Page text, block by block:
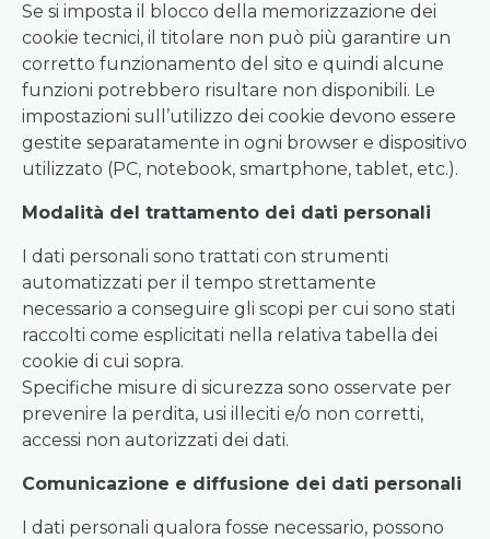
Se si imposta il blocco della memorizzazione dei
cookie tecnici, il titolare non può più garantire un
corretto funzionamento del sito e quindi alcune
funzioni potrebbero risultare non disponibili. Le
impostazioni sull’utilizzo dei cookie devono essere
gestite separatamente in ogni browser e dispositivo
utilizzato (PC, notebook, smartphone, tablet, etc.).
Modalità del trattamento dei dati personali
I dati personali sono trattati con strumenti
automatizzati per il tempo strettamente
necessario a conseguire gli scopi per cui sono stati
raccolti come esplicitati nella relativa tabella dei
cookie di cui sopra.
Specifiche misure di sicurezza sono osservate per
prevenire la perdita, usi illeciti e/o non corretti,
accessi non autorizzati dei dati.
Comunicazione e diffusione dei dati personali
I dati personali qualora fosse necessario, possono